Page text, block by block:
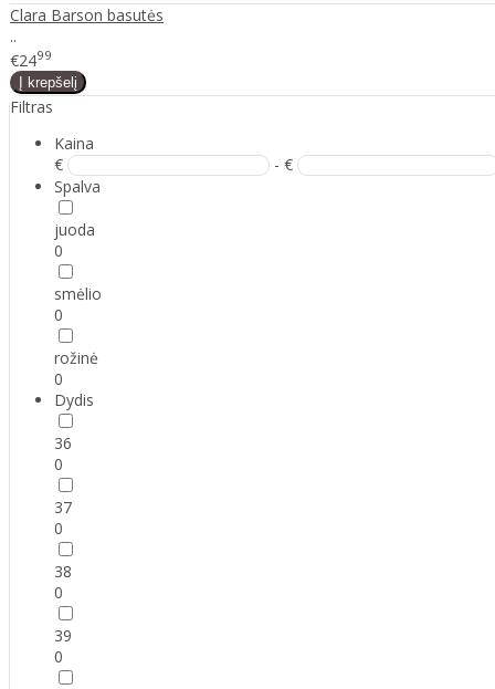
Clara Barson basutės
..
€2499
Filtras
Kaina
€
- €
Spalva
juoda
0
smėlio
0
rožinė
0
Dydis
36
0
37
0
38
0
39
0